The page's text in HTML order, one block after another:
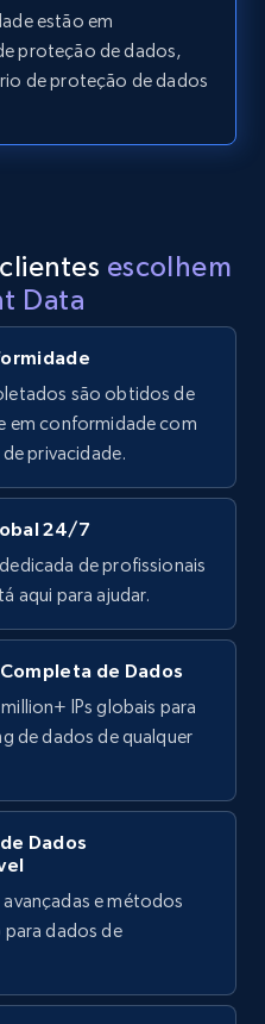
posts by Profile
Comece grátis
new posts
Headline, Post
Date
post, and more.
- Collecting
Date
post, and more.
estão em
proteção de dados,
de proteção de dados
escolhem
Data
são obtidos de
em conformidade com
privacidade.
24/7
de profissionais
aqui para ajudar.
de Dados
IPs globais para
de dados de qualquer
Dados
e métodos
para dados de